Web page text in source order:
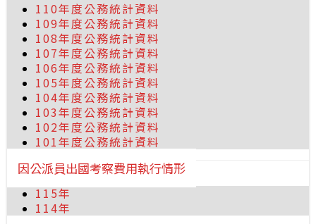
110年度公務統計資料
109年度公務統計資料
108年度公務統計資料
107年度公務統計資料
106年度公務統計資料
105年度公務統計資料
104年度公務統計資料
103年度公務統計資料
102年度公務統計資料
101年度公務統計資料
因公派員出國考察費用執行情形
115年
114年